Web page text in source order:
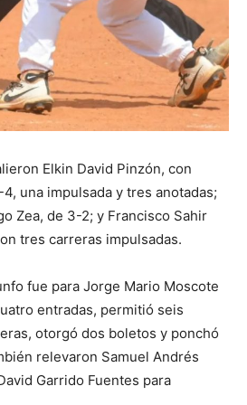
Elkin David Pinzón, con
una impulsada y tres anotadas;
Zea, de 3-2; y Francisco Sahir
tres carreras impulsadas.
fue para Jorge Mario Moscote
entradas, permitió seis
otorgó dos boletos y ponchó
relevaron Samuel Andrés
Garrido Fuentes para